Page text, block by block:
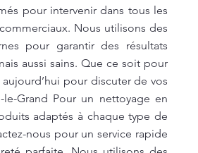
pour intervenir dans tous les
Nous utilisons des
pour garantir des résultats
aussi sains. Que ce soit pour
pour discuter de vos
Grand Pour un nettoyage en
adaptés à chaque type de
nous pour un service rapide